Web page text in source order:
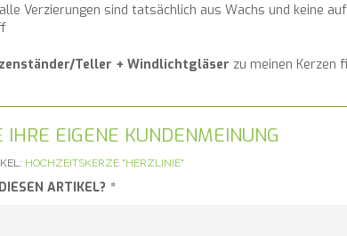
Verzierungen sind tatsächlich aus Wachs und keine
Teller + Windlichtgläser zu meinen Kerzen
IHRE EIGENE KUNDENMEINUNG
HOCHZEITSKERZE "HERZLINIE"
ARTIKEL? *